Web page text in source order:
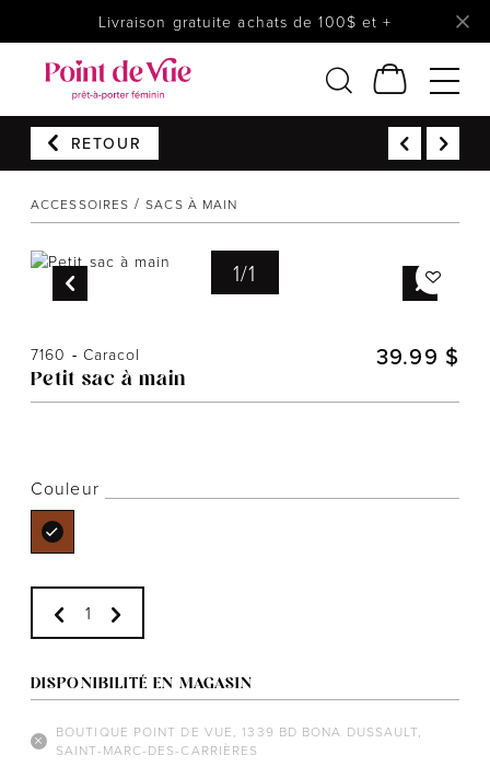
Livraison gratuite achats de 100$ et +
Femmes
Lingerie
Chaussures
Politiques de cookies
Politique de confidentialité
RETOUR
ACCESSOIRES SACS À MAIN
1/1
7160 - Caracol
Petit sac à main
39.99 $
Couleur
DISPONIBILITÉ EN MAGASIN
BOUTIQUE POINT DE VUE, 1339 BD BONA DUSSAULT,
SAINT-MARC-DES-CARRIÈRES